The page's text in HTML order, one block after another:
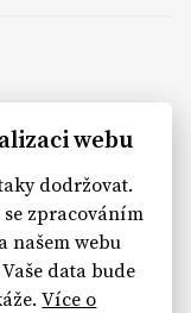
webu
dodržovat.
se zpracováním
našem webu
data bude
Více o